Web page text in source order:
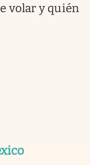
volar y quién